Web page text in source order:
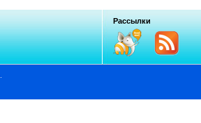
Рассылки